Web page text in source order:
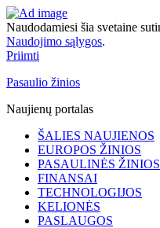
Naudodamiesi šia svetaine
Naudojimo sąlygos.
Priimti
Pasaulio žinios
Naujienų portalas
ŠALIES NAUJIENOS
EUROPOS ŽINIOS
PASAULINĖS ŽINIOS
FINANSAI
TECHNOLOGIJOS
KELIONĖS
PASLAUGOS